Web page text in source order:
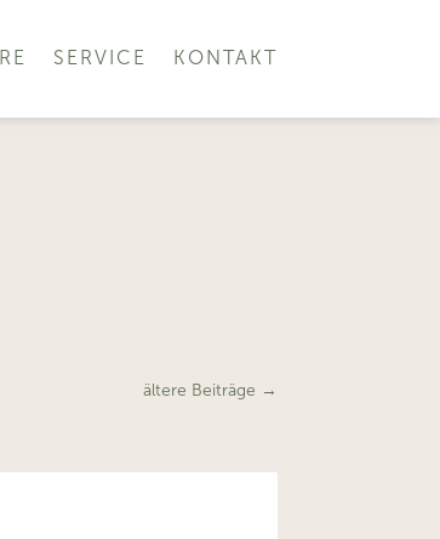
SERVICE KONTAKT
ältere Beiträge →